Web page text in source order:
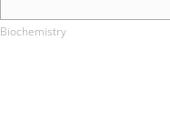
Biochemistry